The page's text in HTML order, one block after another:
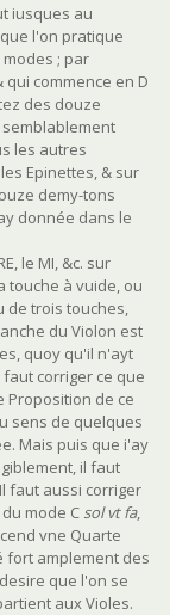
iusques au
l'on pratique
; par
commence en D
des douze
les autres
Epinettes, & sur
demy-tons
donnée dans le
le MI, &c. sur
touche à vuide, ou
de trois touches,
du Violon est
quoy qu'il n'ayt
corriger ce que
Proposition de ce
sens de quelques
Mais puis que i'ay
il faut
faut aussi corriger
mode C sol vt fa,
vne Quarte
fort amplement des
que l'on se
aux Violes.